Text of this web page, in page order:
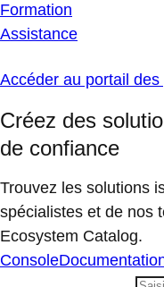
Formation
Assistance
Accéder au portail
Créez des
de confiance
Trouvez les solutions
spécialistes et de nos
Ecosystem Catalog.
Console